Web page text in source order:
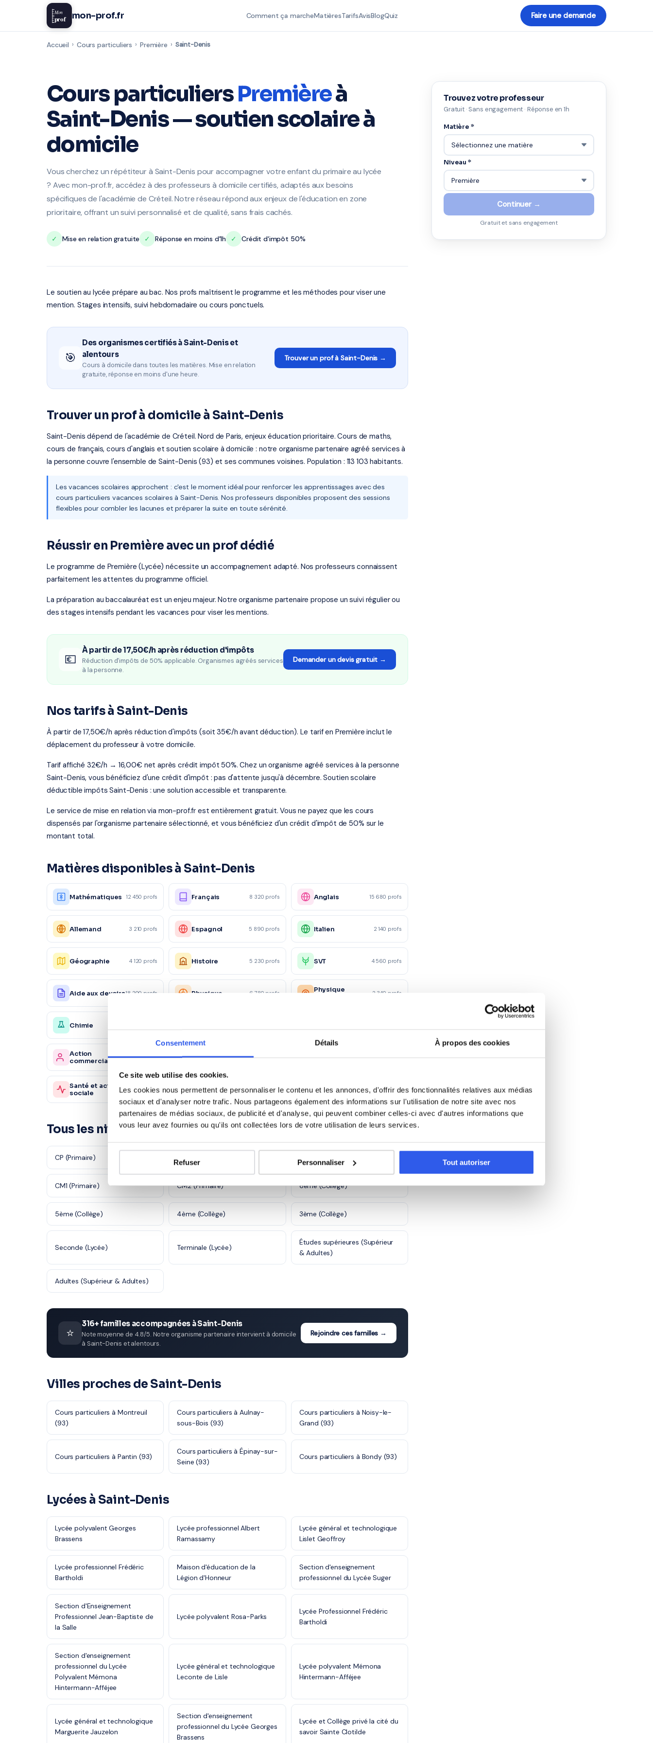
Consentement Détails À propos des cookies
Ce site web utilise des cookies.
Les cookies nous permettent de personnaliser le contenu et les annonces, d'offrir des fonctionnalités relatives aux médias
sociaux et d'analyser notre trafic. Nous partageons également des informations sur l'utilisation de notre site avec nos
partenaires de médias sociaux, de publicité et d'analyse, qui peuvent combiner celles-ci avec d'autres informations que
vous leur avez fournies ou qu'ils ont collectées lors de votre utilisation de leurs services.
Refuser Personnaliser Tout autoriser
Mon
prof mon-prof.fr Comment ça marcheMatièresTarifsAvisBlogQuiz Faire une demande
Accueil › Cours particuliers › Première › Saint-Denis
Cours particuliersPremièreà
Saint-Denis — soutien scolaire à
domicile
Vous cherchez un répétiteur à Saint-Denis pour accompagner votre enfant du primaire au lycée
? Avec mon-prof.fr, accédez à des professeurs à domicile certifiés, adaptés aux besoins
spécifiques de l'académie de Créteil. Notre réseau répond aux enjeux de l'éducation en zone
prioritaire, offrant un suivi personnalisé et de qualité, sans frais cachés.
✓ Mise en relation gratuite ✓ Réponse en moins d'1h ✓ Crédit d'impôt 50%
Le soutien au lycée prépare au bac. Nos profs maîtrisent le programme et les méthodes pour viser une
mention. Stages intensifs, suivi hebdomadaire ou cours ponctuels.
🎯
Des organismes certifiés à Saint-Denis et
alentours
Cours à domicile dans toutes les matières. Mise en relation
gratuite, réponse en moins d'une heure.
Trouver un prof à Saint-Denis →
Trouver un prof à domicile à Saint-Denis
Saint-Denis dépend de l'académie de Créteil. Nord de Paris, enjeux éducation prioritaire. Cours de maths,
cours de français, cours d'anglais et soutien scolaire à domicile : notre organisme partenaire agréé services à
la personne couvre l'ensemble de Saint-Denis (93) et ses communes voisines. Population : 113 103 habitants.
Les vacances scolaires approchent : c'est le moment idéal pour renforcer les apprentissages avec des
cours particuliers vacances scolaires à Saint-Denis. Nos professeurs disponibles proposent des sessions
flexibles pour combler les lacunes et préparer la suite en toute sérénité.
Réussir en Première avec un prof dédié
Le programme de Première (Lycée) nécessite un accompagnement adapté. Nos professeurs connaissent
parfaitement les attentes du programme officiel.
La préparation au baccalauréat est un enjeu majeur. Notre organisme partenaire propose un suivi régulier ou
des stages intensifs pendant les vacances pour viser les mentions.
💶
À partir de 17,50€/h après réduction d'impôts
Réduction d'impôts de 50% applicable. Organismes agréés services
à la personne.
Demander un devis gratuit →
Nos tarifs à Saint-Denis
À partir de 17,50€/h après réduction d'impôts (soit 35€/h avant déduction). Le tarif en Première inclut le
déplacement du professeur à votre domicile.
Tarif affiché 32€/h → 16,00€ net après crédit impôt 50%. Chez un organisme agréé services à la personne
Saint-Denis, vous bénéficiez d'une crédit d'impôt : pas d'attente jusqu'à décembre. Soutien scolaire
déductible impôts Saint-Denis : une solution accessible et transparente.
Le service de mise en relation via mon-prof.fr est entièrement gratuit. Vous ne payez que les cours
dispensés par l'organisme partenaire sélectionné, et vous bénéficiez d'un crédit d'impôt de 50% sur le
montant total.
Matières disponibles à Saint-Denis
Mathématiques 12 450 profs Français 8 320 profs Anglais 15 680 profs
Allemand 3 210 profs Espagnol 5 890 profs Italien 2 140 profs
Géographie 4 120 profs Histoire 5 230 profs SVT 4 560 profs
Aide aux devoirs18 200 profs Physique 6 780 profs
Physique
2 340 profs
Chimie
Action
commerciale
1 230 profs Marketing/Mercatique1 870 profs
Santé et action
sociale
980 profs
Sc. sanitaires et
sociales
870 profs Autre 5 600 profs
Tous les niveaux à Saint-Denis
CP (Primaire) CE1 (Primaire) CE2 (Primaire)
CM1 (Primaire) CM2 (Primaire) 6ème (Collège)
5ème (Collège) 4ème (Collège) 3ème (Collège)
Seconde (Lycée) Terminale (Lycée)
Études supérieures (Supérieur
& Adultes)
Adultes (Supérieur & Adultes)
⭐
316+ familles accompagnées à Saint-Denis
Note moyenne de 4.8/5. Notre organisme partenaire intervient à domicile
à Saint-Denis et alentours.
Rejoindre ces familles →
Villes proches de Saint-Denis
Cours particuliers à Montreuil
(93)
Cours particuliers à Aulnay-
sous-Bois (93)
Cours particuliers à Noisy-le-
Grand (93)
Cours particuliers à Pantin (93)
Cours particuliers à Épinay-sur-
Seine (93)
Cours particuliers à Bondy (93)
Lycées à Saint-Denis
Lycée polyvalent Georges
Brassens
Lycée professionnel Albert
Ramassamy
Lycée général et technologique
Lislet Geoffroy
Lycée professionnel Frédéric
Bartholdi
Maison d'éducation de la
Légion d'Honneur
Section d'enseignement
professionnel du Lycée Suger
Section d'Enseignement
Professionnel Jean-Baptiste de
la Salle
Lycée polyvalent Rosa-Parks
Lycée Professionnel Frédéric
Bartholdi
Section d'enseignement
professionnel du Lycée
Polyvalent Mémona
Hintermann-Afféjee
Lycée général et technologique
Leconte de Lisle
Lycée polyvalent Mémona
Hintermann-Afféjee
Lycée général et technologique
Marguerite Jauzelon
Section d'enseignement
professionnel du Lycée Georges
Brassens
Lycée et Collège privé la cité du
savoir Sainte Clotilde
Trouvez votre professeur
Gratuit · Sans engagement · Réponse en 1h
Matière *
Niveau *
Continuer →
Gratuit et sans engagement